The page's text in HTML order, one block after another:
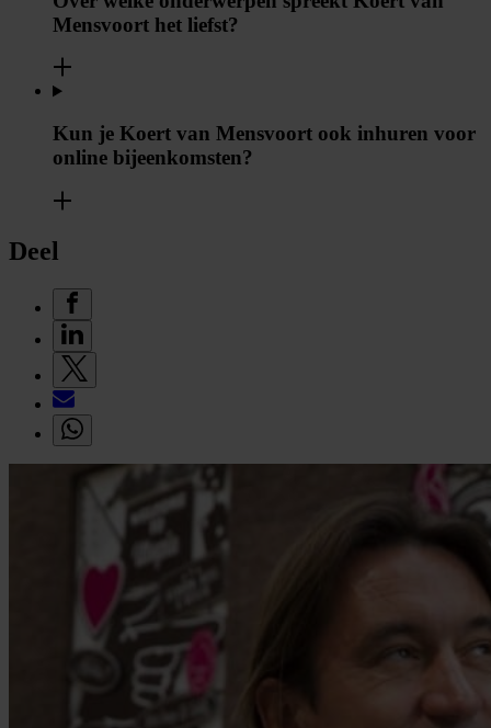
Mensvoort het liefst?
Kun je Koert van Mensvoort ook inhuren voor
online bijeenkomsten?
Deel